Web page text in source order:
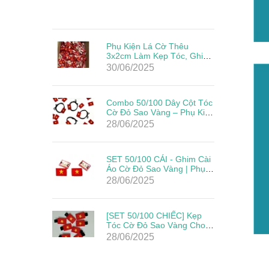
Phụ Kiện Lá Cờ Thêu
3x2cm Làm Kẹp Tóc, Ghim
Cài Đẹp Giá Rẻ Mừng Lễ
30/06/2025
Combo 50/100 Dây Cột Tóc
Cờ Đỏ Sao Vàng – Phụ Kiện
Yêu Nước Cho Mẹ & Bé
28/06/2025
SET 50/100 CÁI - Ghim Cài
Áo Cờ Đỏ Sao Vàng | Phụ
Kiện Yêu Nước Cho Ngày
28/06/2025
[SET 50/100 CHIẾC] Kẹp
Tóc Cờ Đỏ Sao Vàng Cho
Bé – Phụ Kiện Mừng Quốc
28/06/2025